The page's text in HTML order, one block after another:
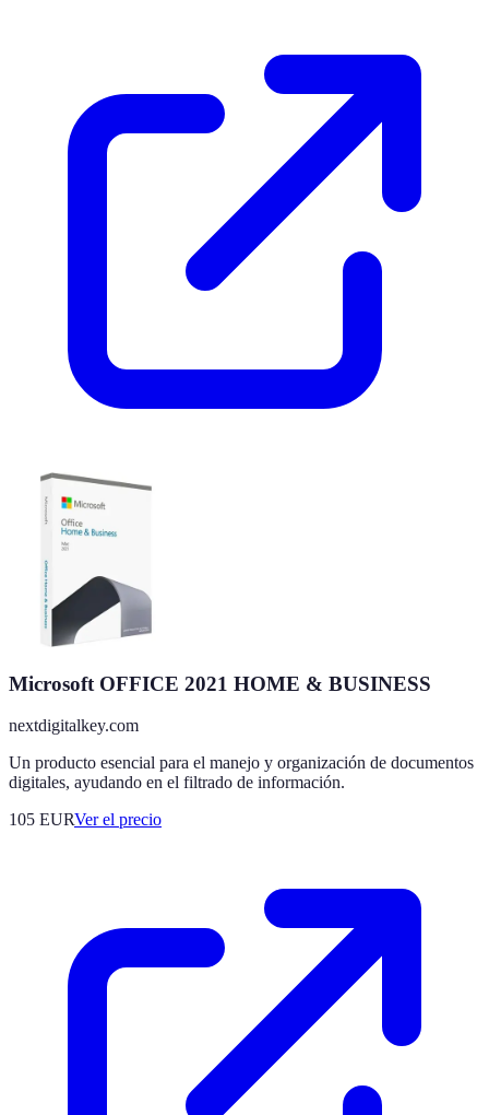
Microsoft OFFICE 2021 HOME & BUSINESS
nextdigitalkey.com
Un producto esencial para el manejo y organización de documentos
digitales, ayudando en el filtrado de información.
105 EURVer el precio